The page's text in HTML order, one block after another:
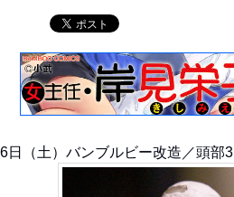
6日（土）バンブルビー改造／頭部3